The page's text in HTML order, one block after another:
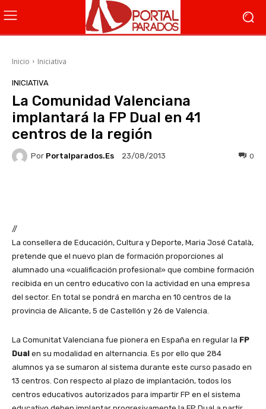
Inicio Iniciativa
INICIATIVA
La Comunidad Valenciana
implantará la FP Dual en 41
centros de la región
Por Portalparados.es 23/08/2013 0
//
La consellera de Educación, Cultura y Deporte, Maria José Català,
pretende que el nuevo plan de formación proporciones al
alumnado una «cualificación profesional» que combine formación
recibida en un centro educativo con la actividad en una empresa
del sector. En total se pondrá en marcha en 10 centros de la
provincia de Alicante, 5 de Castellón y 26 de Valencia.
La Comunitat Valenciana fue pionera en España en regular la FP
Dual en su modalidad en alternancia. Es por ello que 284
alumnos ya se sumaron al sistema durante este curso pasado en
13 centros. Con respecto al plazo de implantación, todos los
centros educativos autorizados para impartir FP en el sistema